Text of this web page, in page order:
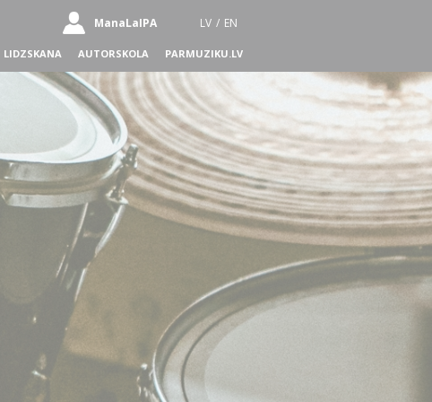
ManaLaIPA LV / EN
LIDZSKANA AUTORSKOLA PARMUZIKU.LV